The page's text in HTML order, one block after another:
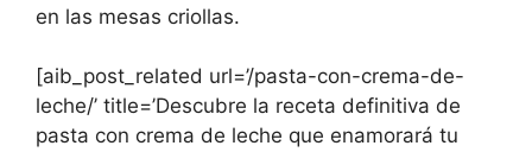
en las mesas criollas.
[aib_post_related url=’/pasta-con-crema-de-
leche/’ title=’Descubre la receta definitiva de
pasta con crema de leche que enamorará tu